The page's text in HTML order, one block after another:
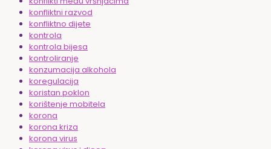
konfliktni razvod
konfliktno dijete
kontrola
kontrola bijesa
kontroliranje
konzumacija alkohola
koregulacija
koristan poklon
korištenje mobitela
korona
korona kriza
korona virus